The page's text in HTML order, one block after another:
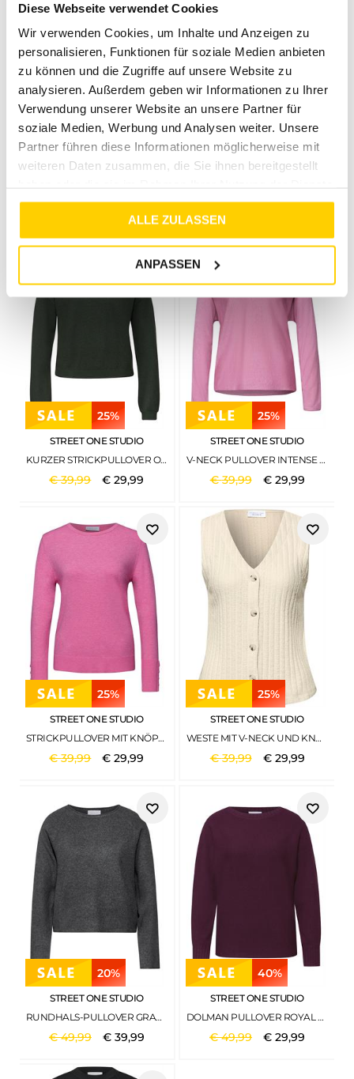
Diese Webseite verwendet Cookies
Wir verwenden Cookies, um Inhalte und Anzeigen zu
personalisieren, Funktionen für soziale Medien anbieten
zu können und die Zugriffe auf unsere Website zu
analysieren. Außerdem geben wir Informationen zu Ihrer
Verwendung unserer Website an unsere Partner für
soziale Medien, Werbung und Analysen weiter. Unsere
Partner führen diese Informationen möglicherweise mit
weiteren Daten zusammen, die Sie ihnen bereitgestellt
gesammelt haben.
ALLE ZULASSEN
ANPASSEN
33%
STREET ONE STUDIO
€59,99 €39,99
20%
STREET ONE STUDIO
€49,99 €39,99
25%
STREET ONE STUDIO
KURZER STRICKPULLOVER OIL GREEN
€39,99 €29,99
25%
STREET ONE STUDIO
V-NECK PULLOVER INTENSE ROSE MEL.
€39,99 € 29,99
25%
STREET ONE STUDIO
STRICKPULLOVER MIT KNÖPFEN BLAZING BERRY MEL.
€39,99 €29,99
25%
STREET ONE STUDIO
WESTE MIT V-NECK UND KNOPFLEISTE SOFT BEIGE
€39,99 € 29,99
20%
STREET ONE STUDIO
RUNDHALS-PULLOVER GRAVEL GREY MEL.
€49,99 € 39,99
40%
STREET ONE STUDIO
DOLMAN PULLOVER ROYAL PLUM
€49,99 €29,99